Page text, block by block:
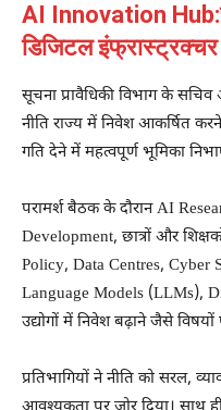
AI Innovation Hub:
डिजिटल इंफ्रास्ट्रक्चर
सूचना प्रावैधिकी विभाग के सचिव
नीति राज्य में निवेश आकर्षित
गति देने में महत्वपूर्ण भूमिका
परामर्श बैठक के दौरान AI
Development, छात्रों और
Policy, Data Centres, Cyber
Language Models (LLMs),
उद्योगों में निवेश बढ़ाने जैसे विषयों
प्रतिभागियों ने नीति को सरल,